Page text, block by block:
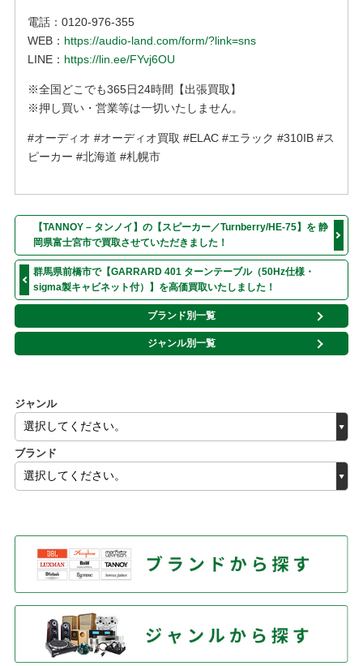
ジャンル
ブランド
電話：0120-976-355
WEB： https://audio-land.com/form/?link=sns
LINE： https://lin.ee/FYvj6OU
※全国どこでも365日24時間【出張買取】
※押し買い・営業等は一切いたしません。
#オーディオ #オーディオ買取 #ELAC #エラック #310IB #ス
ピーカー #北海道 #札幌市
【TANNOY – タンノイ】の【スピーカー／Turnberry/HE-75】を 静
岡県富士宮市で買取させていただきました！
群馬県前橋市で【GARRARD 401 ターンテーブル（50Hz仕様・
sigma製キャビネット付）】を高価買取いたしました！
ブランド別一覧
ジャンル別一覧